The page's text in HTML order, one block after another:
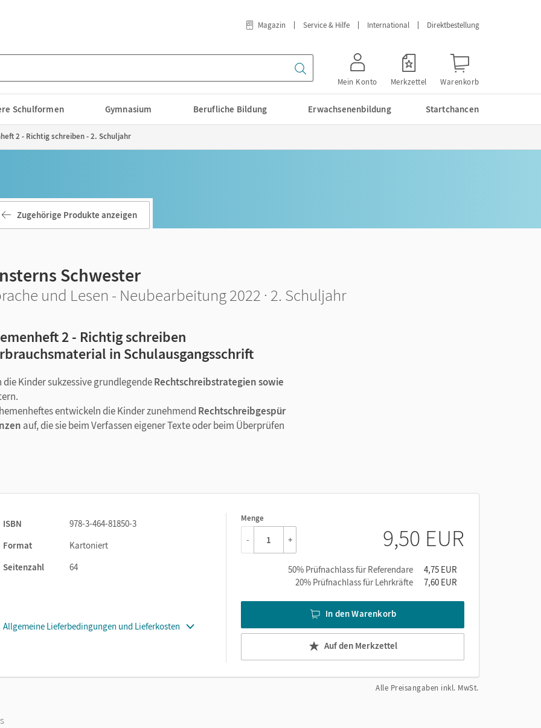
Magazin Service & Hilfe International Direktbestellung
Mein Konto Merkzettel Warenkorb
Schulformen Gymnasium Berufliche Bildung Erwachsenenbildung Startchancen
2 - Richtig schreiben - 2. Schuljahr
Zugehörige Produkte anzeigen
Schwester
und Lesen - Neubearbeitung 2022 · 2. Schuljahr
2 - Richtig schreiben
in Schulausgangsschrift
Kinder sukzessive grundlegendeRechtschreibstrategien sowie
entwickeln die Kinder zunehmend Rechtschreibgespür
auf, die sie beim Verfassen eigener Texte oder beim Überprüfen
des Themenheftes 2 im Bereich „Richtig schreiben“.
und Wahlseiten
und ermöglicht es den Kindern so, sich Inhalte und Wissen
1 in allen vier Heften folgt die Lernportion 2 in allen Heften. Die
ISBN
978-3-464-81850-3
Format
Kartoniert
Seitenzahl
64
Allgemeine Lieferbedingungen und Lieferkosten
Menge
1
- + 9,50 EUR
50% Prüfnachlass für Referendare
4,75 EUR
20% Prüfnachlass für Lehrkräfte
7,60 EUR
In den Warenkorb
Auf den Merkzettel
Alle Preisangaben inkl. MwSt.